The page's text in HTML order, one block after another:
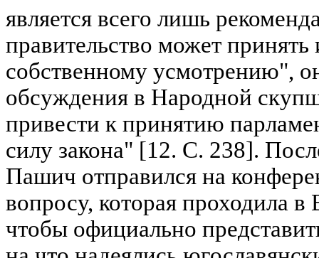
является всего лишь
правительство может принять
собственному усмотрению",
обсуждения в Народной
привести к принятию
силу закона" [12. С. 238].
Пашич отправился на
вопросу, которая проходила в
чтобы официально